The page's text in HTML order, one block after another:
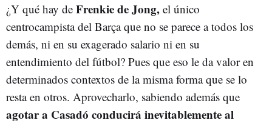
¿Y qué hay de Frenkie de Jong, el único
centrocampista del Barça que no se parece a todos los
demás, ni en su exagerado salario ni en su
entendimiento del fútbol? Pues que eso le da valor en
determinados contextos de la misma forma que se lo
resta en otros. Aprovecharlo, sabiendo además que
agotar a Casadó conducirá inevitablemente al